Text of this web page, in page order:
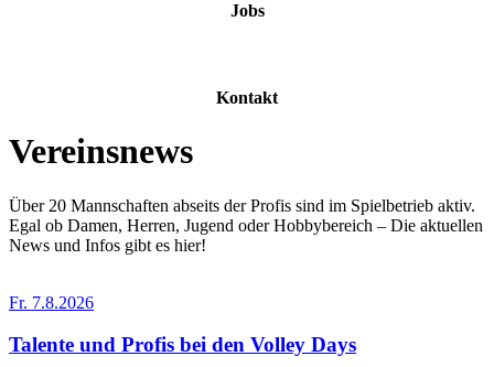
Jobs
Kontakt
Vereinsnews
Über 20 Mannschaften abseits der Profis sind im Spielbetrieb aktiv.
Egal ob Damen, Herren, Jugend oder Hobbybereich – Die aktuellen
News und Infos gibt es hier!
Fr. 7.8.2026
­Talente und Profis bei den Volley Days